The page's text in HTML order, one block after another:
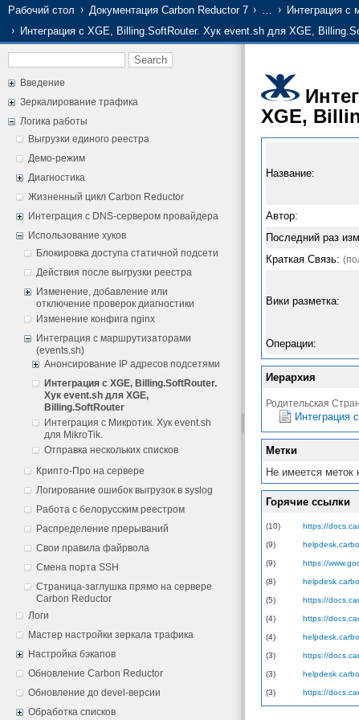
Рабочий стол Документация Carbon Reductor 7 …
Интеграция с
Интеграция с XGE, Billing.SoftRouter. Хук event.sh для XGE,
Введение
Зеркалирование трафика
Логика работы
Выгрузки единого реестра
Демо-режим
Диагностика
Жизненный цикл Carbon Reductor
Интеграция с DNS-сервером провайдера
Использование хуков
Блокировка доступа статичной подсети
Действия после выгрузки реестра
Изменение, добавление или
отключение проверок диагностики
Изменение конфига nginx
Интеграция с маршрутизаторами
(events.sh)
Анонсирование IP адресов подсетями
Интеграция с XGE, Billing.SoftRouter.
Хук event.sh для XGE,
Billing.SoftRouter
Интеграция с Микротик. Хук event.sh
для MikroTik.
Отправка нескольких списков
Крипто-Про на сервере
Логирование ошибок выгрузок в syslog
Работа с белорусским реестром
Распределение прерываний
Свои правила файрвола
Смена порта SSH
Страница-заглушка прямо на сервере
Carbon Reductor
Логи
Мастер настройки зеркала трафика
Настройка бэкапов
Обновление Carbon Reductor
Обновление до devel-версии
Обработка списков
XGE,
Название:
Автор:
Последний раз
Краткая Связь:
Вики разметка:
Операции:
Иерархия
Родительская
Интеграция
Метки
Не имеется меток
Горячие ссылки
(10) https://
(9)
(9) https://
(8)
(5) https://
(4) https://
(4)
(3) https://
(3)
(3) https://